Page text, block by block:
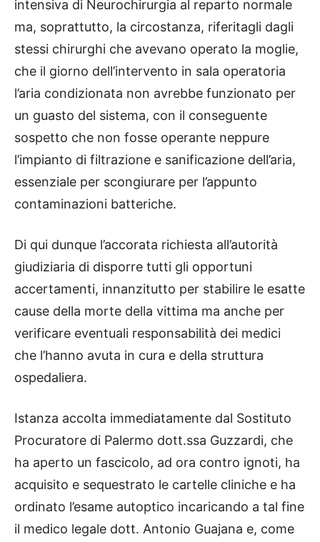
intensiva di Neurochirurgia al reparto normale
ma, soprattutto, la circostanza, riferitagli dagli
stessi chirurghi che avevano operato la moglie,
che il giorno dell’intervento in sala operatoria
l’aria condizionata non avrebbe funzionato per
un guasto del sistema, con il conseguente
sospetto che non fosse operante neppure
l’impianto di filtrazione e sanificazione dell’aria,
essenziale per scongiurare per l’appunto
contaminazioni batteriche.
Di qui dunque l’accorata richiesta all’autorità
giudiziaria di disporre tutti gli opportuni
accertamenti, innanzitutto per stabilire le esatte
cause della morte della vittima ma anche per
verificare eventuali responsabilità dei medici
che l’hanno avuta in cura e della struttura
ospedaliera.
Istanza accolta immediatamente dal Sostituto
Procuratore di Palermo dott.ssa Guzzardi, che
ha aperto un fascicolo, ad ora contro ignoti, ha
acquisito e sequestrato le cartelle cliniche e ha
ordinato l’esame autoptico incaricando a tal fine
il medico legale dott. Antonio Guajana e, come